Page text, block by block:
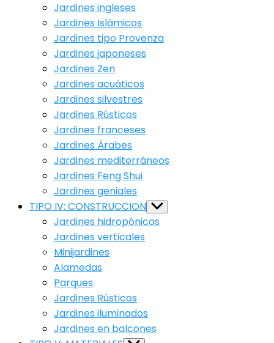
Jardines ingleses
Jardines Islámicos
Jardines tipo Provenza
Jardines japoneses
Jardines Zen
Jardines acuáticos
Jardines silvestres
Jardines Rústicos
Jardines franceses
Jardines Árabes
Jardines mediterráneos
Jardines Feng Shui
Jardines geniales
TIPO IV: CONSTRUCCION Show
sub
menu
Jardines hidropónicos
Jardines verticales
Minijardines
Alamedas
Parques
Jardines Rústicos
Jardines iluminados
Jardines en balcones